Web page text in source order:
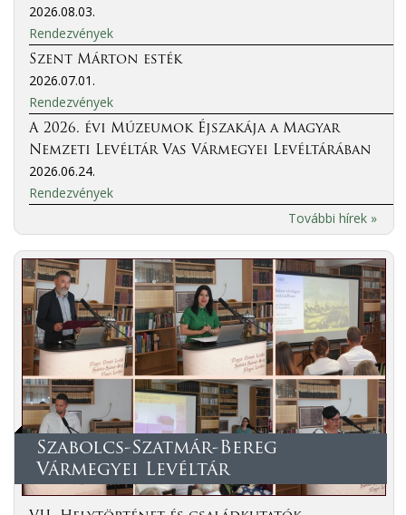
2026.08.03.
Rendezvények
Szent Márton esték
2026.07.01.
Rendezvények
A 2026. évi Múzeumok Éjszakája a Magyar
Nemzeti Levéltár Vas Vármegyei Levéltárában
2026.06.24.
Rendezvények
További hírek »
Szabolcs-Szatmár-Bereg
Vármegyei Levéltár